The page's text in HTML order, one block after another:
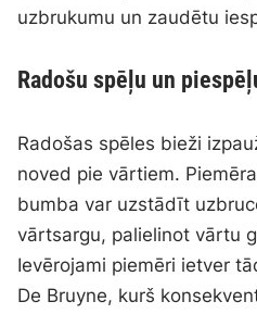
uzbrukumu un zaudētu
Radošu spēļu un
Radošas spēles bieži
noved pie vārtiem.
bumba var uzstādīt
vārtsargu, palielinot vārtu
Ievērojami piemēri ietver
De Bruyne, kurš